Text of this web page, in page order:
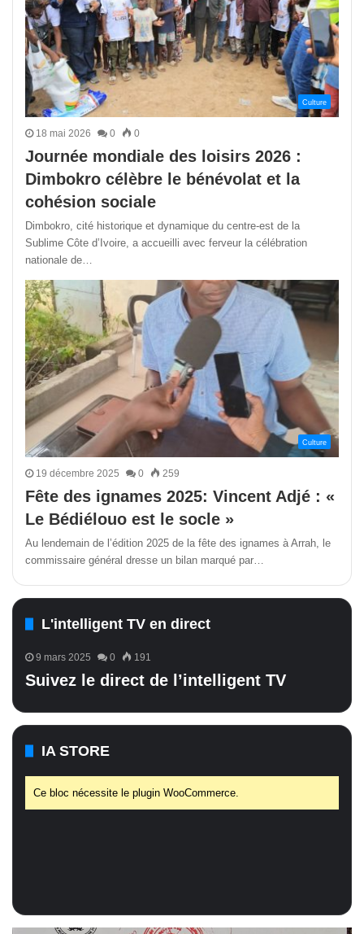
Culture
18 mai 2026 0 0
Journée mondiale des loisirs 2026 :
Dimbokro célèbre le bénévolat et la
cohésion sociale
Dimbokro, cité historique et dynamique du centre-est de la
Sublime Côte d’Ivoire, a accueilli avec ferveur la célébration
nationale de…
Culture
19 décembre 2025 0 259
Fête des ignames 2025: Vincent Adjé : «
Le Bédiélouo est le socle »
Au lendemain de l’édition 2025 de la fête des ignames à Arrah, le
commissaire général dresse un bilan marqué par…
L'intelligent TV en direct
9 mars 2025 0 191
Suivez le direct de l’intelligent TV
IA STORE
Ce bloc nécessite le plugin WooCommerce.